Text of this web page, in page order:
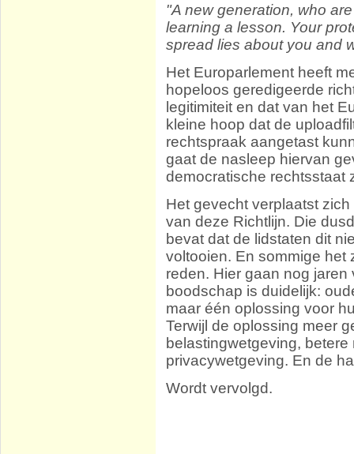
"A new generation, who
learning a lesson. Your
spread lies about you and
Het Europarlement heeft
hopeloos geredigeerde
legitimiteit en dat van het
kleine hoop dat de
rechtspraak aangetast
gaat de nasleep hiervan
democratische rechtsstaat
Het gevecht verplaatst
van deze Richtlijn. Die
bevat dat de lidstaten dit
voltooien. En sommige het
reden. Hier gaan nog
boodschap is duidelijk:
maar één oplossing voor
Terwijl de oplossing meer
belastingwetgeving,
privacywetgeving. En de
Wordt vervolgd.